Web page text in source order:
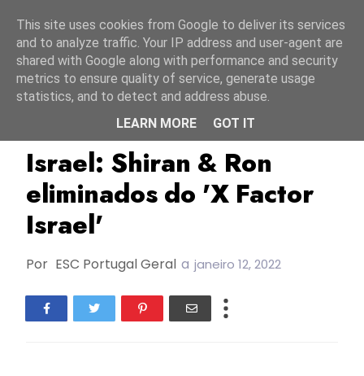
Israel X Factor Israel
Israel: Shiran & Ron
eliminados do 'X Factor
Israel'
Por ESC Portugal Geral a janeiro 12, 2022
This site uses cookies from Google to deliver its services
and to analyze traffic. Your IP address and user-agent are
shared with Google along with performance and security
metrics to ensure quality of service, generate usage
statistics, and to detect and address abuse.
LEARN MORE
GOT IT